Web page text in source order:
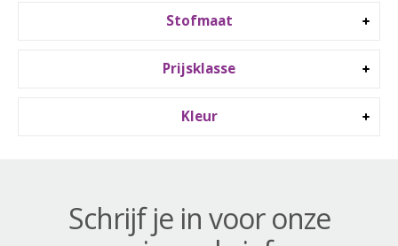
Stofmaat
Prijsklasse
Kleur
Schrijf je in voor onze